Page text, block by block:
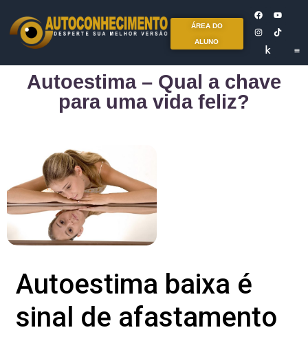
ÁREA DO
ALUNO
Autoestima – Qual a chave
para uma vida feliz?
Autoestima baixa é
sinal de afastamento